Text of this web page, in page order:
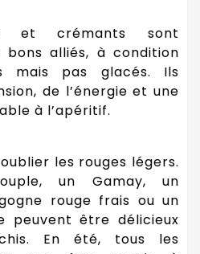
et crémants sont
alliés, à condition
mais pas glacés. Ils
de l’énergie et une
à l’apéritif.
les rouges légers.
un Gamay, un
rouge frais ou un
peuvent être délicieux
En été, tous les